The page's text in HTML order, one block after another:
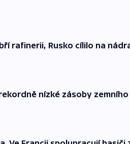
rafinerii, Rusko cílilo na
nízké zásoby zemního